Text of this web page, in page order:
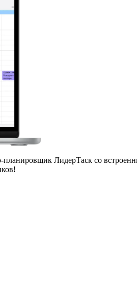
планировщик ЛидерТаск со